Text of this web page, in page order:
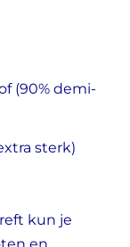
(90% demi-
sterk)
kun je